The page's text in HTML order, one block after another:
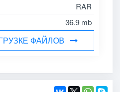
RAR
36.9 mb
ФАЙЛОВ